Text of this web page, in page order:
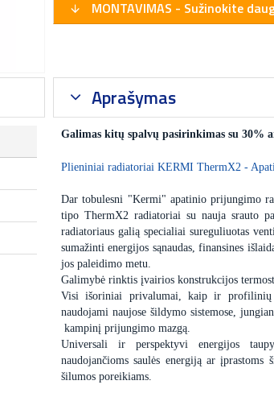
MONTAVIMAS - Sužinokite
Aprašymas
Galimas kitų spalvų pasirinkimas su 30%
Plieniniai radiatoriai KERMI ThermX2 -
Dar tobulesni "Kermi" apatinio prijungimo
tipo ThermX2 radiatoriai su nauja srauto
radiatoriaus galią specialiai sureguliuotas
sumažinti energijos sąnaudas, finansines
jos paleidimo metu.
Galimybė rinktis įvairios konstrukcijos
Visi išoriniai privalumai, kaip ir
naudojami naujose šildymo sistemose,
kampinį prijungimo mazgą.
Universali ir perspektyvi energijos
naudojančioms saulės energiją ar
šilumos poreikiams.